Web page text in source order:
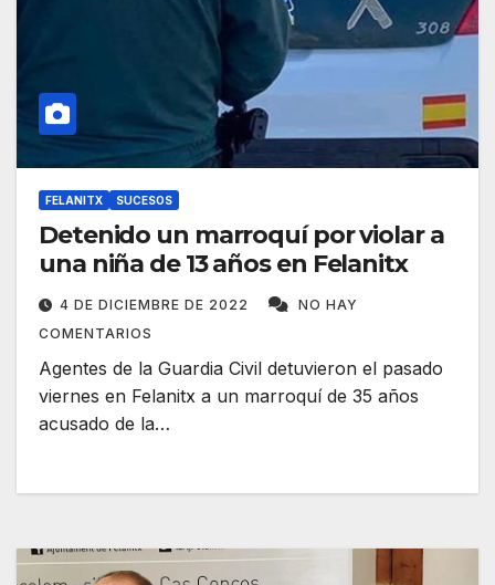
FELANITX SUCESOS
Detenido un marroquí por violar a
una niña de 13 años en Felanitx
4 DE DICIEMBRE DE 2022
NO HAY
COMENTARIOS
Agentes de la Guardia Civil detuvieron el pasado
viernes en Felanitx a un marroquí de 35 años
acusado de la…